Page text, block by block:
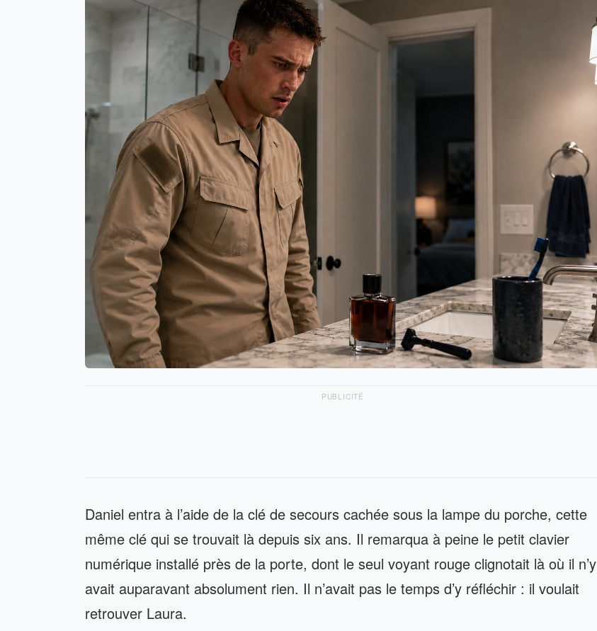
PUBLICITÉ
Daniel entra à l’aide de la clé de secours cachée sous la lampe du porche, cette
même clé qui se trouvait là depuis six ans. Il remarqua à peine le petit clavier
numérique installé près de la porte, dont le seul voyant rouge clignotait là où il n’y
avait auparavant absolument rien. Il n’avait pas le temps d’y réfléchir : il voulait
retrouver Laura.